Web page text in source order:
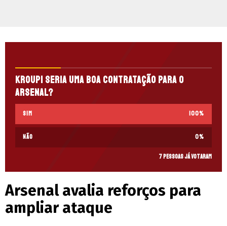
Kroupi seria uma boa contratação para o
Arsenal?
Sim 100%
Não 0%
7 pessoas já votaram
Arsenal avalia reforços para
ampliar ataque